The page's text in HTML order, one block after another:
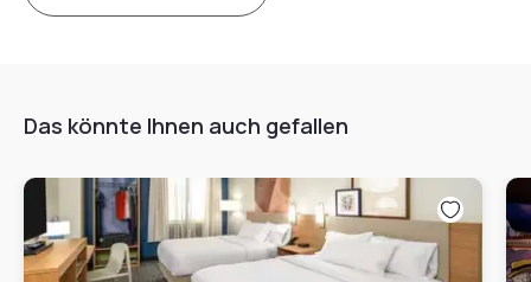
Das könnte Ihnen auch gefallen